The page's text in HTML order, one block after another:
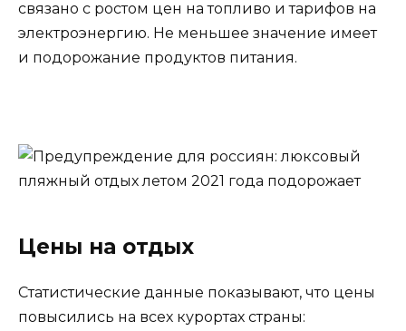
связано с ростом цен на топливо и тарифов на
электроэнергию. Не меньшее значение имеет
и подорожание продуктов питания.
Цены на отдых
Статистические данные показывают, что цены
повысились на всех курортах страны: